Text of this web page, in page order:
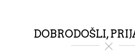
DOBRODOŠLI,